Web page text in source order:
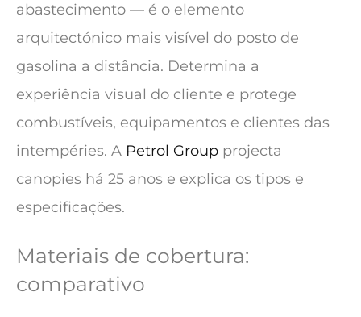
abastecimento — é o elemento
arquitectónico mais visível do posto de
gasolina a distância. Determina a
experiência visual do cliente e protege
combustíveis, equipamentos e clientes das
intempéries. A Petrol Group projecta
canopies há 25 anos e explica os tipos e
especificações.
Materiais de cobertura:
comparativo